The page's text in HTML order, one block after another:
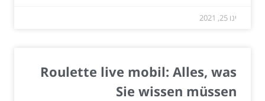
ינו 25, 2021
Roulette live mobil: Alles, was
Sie wissen müssen